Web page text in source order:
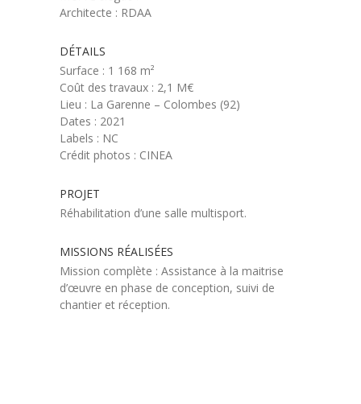
Architecte : RDAA
DÉTAILS
Surface : 1 168 m²
Coût des travaux : 2,1 M€
Lieu : La Garenne – Colombes (92)
Dates : 2021
Labels : NC
Crédit photos : CINEA
PROJET
Réhabilitation d’une salle multisport.
MISSIONS RÉALISÉES
Mission complète : Assistance à la maitrise
d’œuvre en phase de conception, suivi de
chantier et réception.